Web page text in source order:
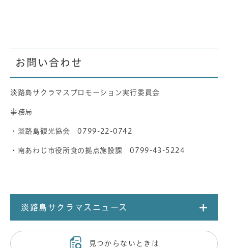
お問い合わせ
淡路島サクラマスプロモーション実行委員会
事務局
・淡路島観光協会 0799-22-0742
・南あわじ市役所食の拠点施設課 0799-43-5224
淡路島サクラマスニュース
見つからないときは